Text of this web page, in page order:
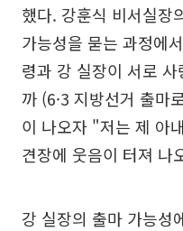
했다. 강훈식 비서실장
가능성을 묻는 과정에
령과 강 실장이 서로
까 (6·3 지방선거 출마
이 나오자 "저는 제 아
견장에 웃음이 터져 나
강 실장의 출마 가능성